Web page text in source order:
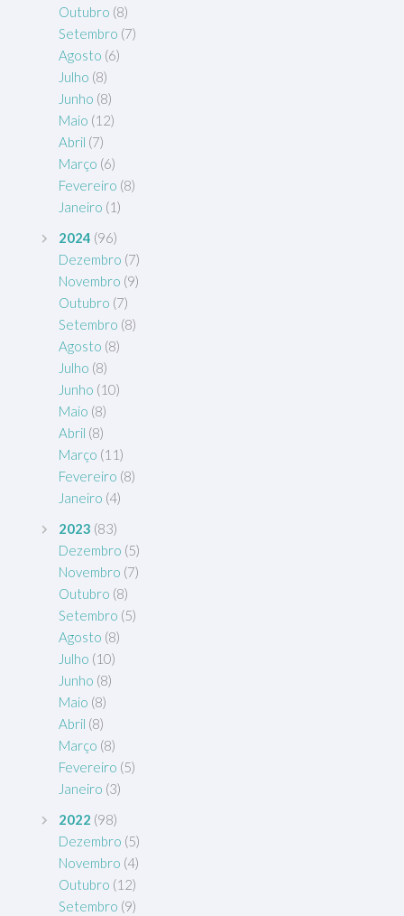
Outubro (8)
Setembro (7)
Agosto (6)
Julho (8)
Junho (8)
Maio (12)
Abril (7)
Março (6)
Fevereiro (8)
Janeiro (1)
2024 (96)
Dezembro (7)
Novembro (9)
Outubro (7)
Setembro (8)
Agosto (8)
Julho (8)
Junho (10)
Maio (8)
Abril (8)
Março (11)
Fevereiro (8)
Janeiro (4)
2023 (83)
Dezembro (5)
Novembro (7)
Outubro (8)
Setembro (5)
Agosto (8)
Julho (10)
Junho (8)
Maio (8)
Abril (8)
Março (8)
Fevereiro (5)
Janeiro (3)
2022 (98)
Dezembro (5)
Novembro (4)
Outubro (12)
Setembro (9)